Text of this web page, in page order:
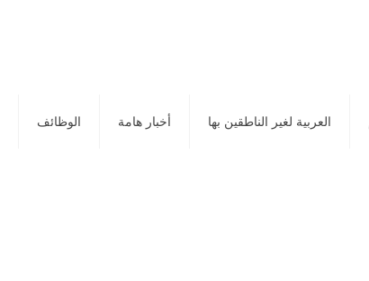
العربية لغير الناطقين بها أخبار هامة الوظائف